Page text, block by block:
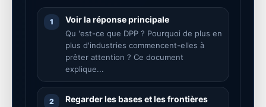
1 Voir la réponse principale
Qu 'est-ce que DPP ? Pourquoi de plus en
plus d'industries commencent-elles à
prêter attention ? Ce document
explique...
2 Regarder les bases et les frontières